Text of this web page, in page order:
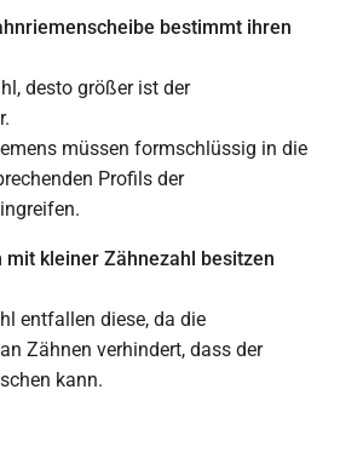
bestimmt ihren
desto größer ist der
müssen formschlüssig in die
Profils der
kleiner Zähnezahl besitzen
entfallen diese, da die
Zähnen verhindert, dass der
kann.